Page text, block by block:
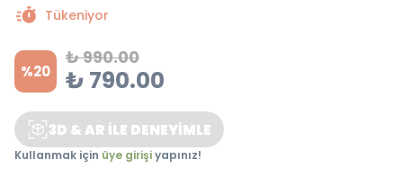
Tükeniyor
%20
₺ 990.00
₺ 790.00
3D & AR İLE DENEYİMLE
Kullanmak için üye girişiyapınız!